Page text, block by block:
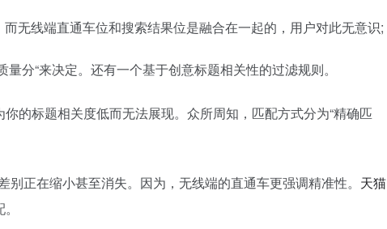
无线端直通车位和搜索结果位是融合在一起的，用户对此无意识;
量分“来决定。还有一个基于创意标题相关性的过滤规则。
的标题相关度低而无法展现。众所周知，匹配方式分为“精确匹
正在缩小甚至消失。因为，无线端的直通车更强调精准性。 天猫